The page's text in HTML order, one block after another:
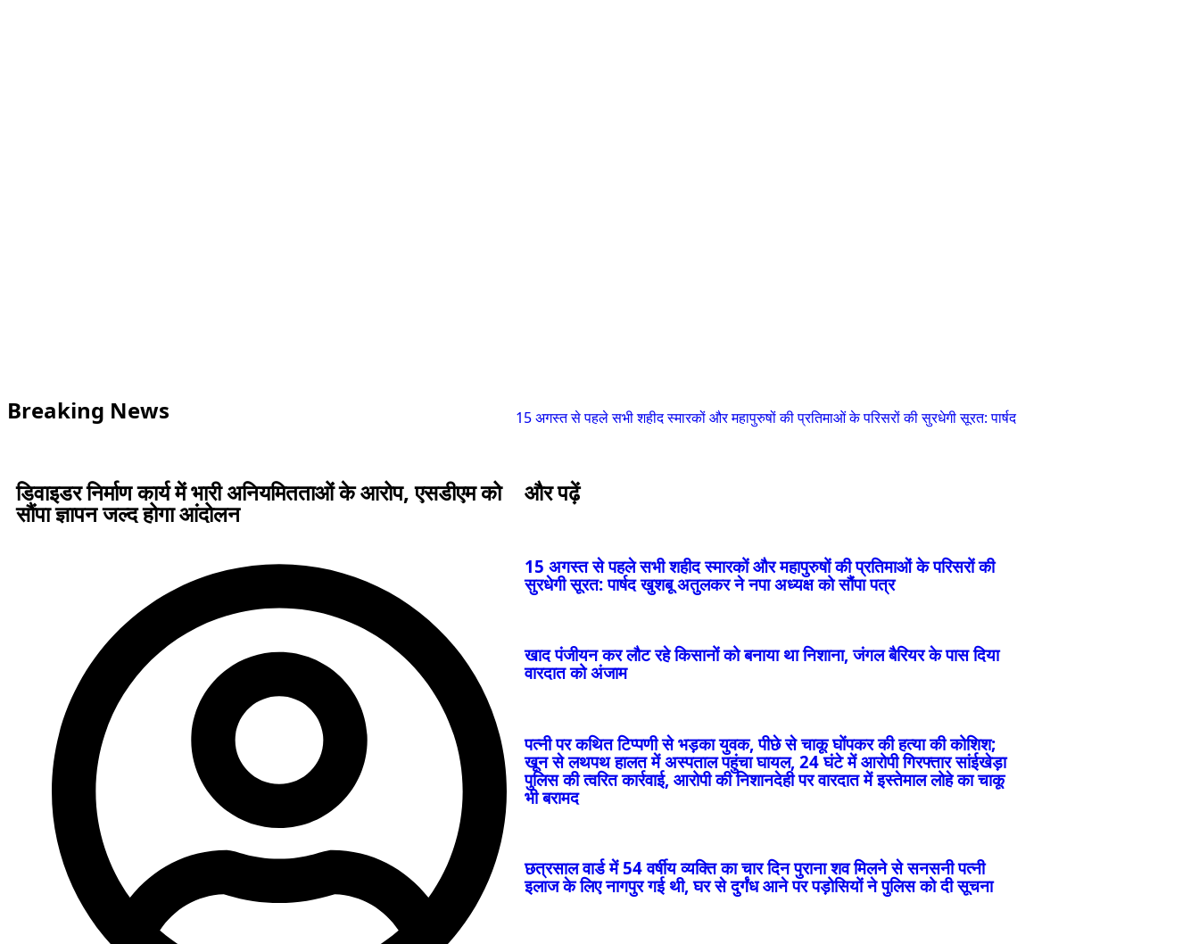
Breaking News
15 अगस्त से पहले सभी शहीद स्मारकों और महापुरुषों की प्रतिमाओं के परिसरों की सुरधेगी सूरत: पार्षद
डिवाइडर निर्माण कार्य में भारी अनियमितताओं के आरोप, एसडीएम को
सौंपा ज्ञापन जल्द होगा आंदोलन
और पढ़ें
15 अगस्त से पहले सभी शहीद स्मारकों और महापुरुषों की प्रतिमाओं के परिसरों की
सुरधेगी सूरत: पार्षद खुशबू अतुलकर ने नपा अध्यक्ष को सौंपा पत्र
खाद पंजीयन कर लौट रहे किसानों को बनाया था निशाना, जंगल बैरियर के पास दिया
वारदात को अंजाम
पत्नी पर कथित टिप्पणी से भड़का युवक, पीछे से चाकू घोंपकर की हत्या की कोशिश;
खून से लथपथ हालत में अस्पताल पहुंचा घायल, 24 घंटे में आरोपी गिरफ्तार सांईखेड़ा
पुलिस की त्वरित कार्रवाई, आरोपी की निशानदेही पर वारदात में इस्तेमाल लोहे का चाकू
भी बरामद
छत्रसाल वार्ड में 54 वर्षीय व्यक्ति का चार दिन पुराना शव मिलने से सनसनी पत्नी
इलाज के लिए नागपुर गई थी, घर से दुर्गंध आने पर पड़ोसियों ने पुलिस को दी सूचना